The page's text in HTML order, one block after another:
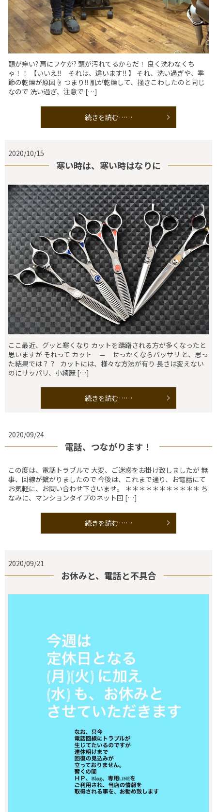
頭が痒い? 肩にフケが? 頭が汚れてるからだ！ 良く洗わなくち
ゃ！！ 【いいえ‼️ それは、違います‼️ 】 それ、洗い過ぎや、季
節の乾燥が原因☝️ つまり‼️ 肌が乾燥して、掻きこわしたのと同じ
なので 洗い過ぎ、注意で […]
続きを読む……
2020/10/15
寒い時は、寒い時はなりに
ここ最近、グッと寒くなり カットを躊躇される方が多くなったと
思いますが それって カット ＝ せっかくならバッサリ と、思っ
た結果では？？ カットには、様々な方法が有り 長さは変えない
のにサッパリ、小綺麗 […]
続きを読む……
2020/09/24
電話、つながります！
この度は、電話トラブルで 大変、ご迷惑をお掛け致しましたが 無
事、回線が繋がりましたので 今後は、これまで通り、お電話にて
お気軽に、お問い合わせ下さいませ。 ＊＊＊＊＊＊＊＊＊＊＊ ち
なみに、マンションタイプのネット回 […]
続きを読む……
2020/09/21
お休みと、電話と不具合